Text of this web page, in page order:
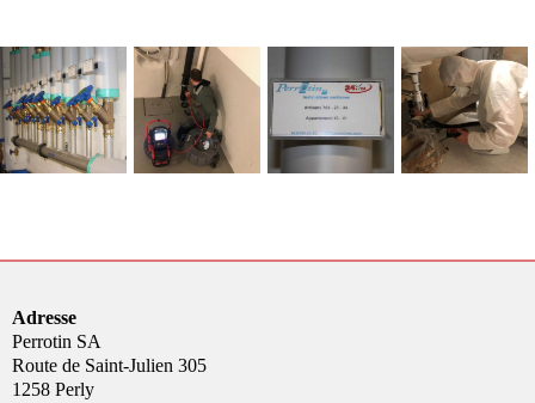
Adresse
Perrotin SA
Route de Saint-Julien 305
1258 Perly